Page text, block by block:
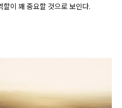
이 꽤 중요할 것으로 보인다.